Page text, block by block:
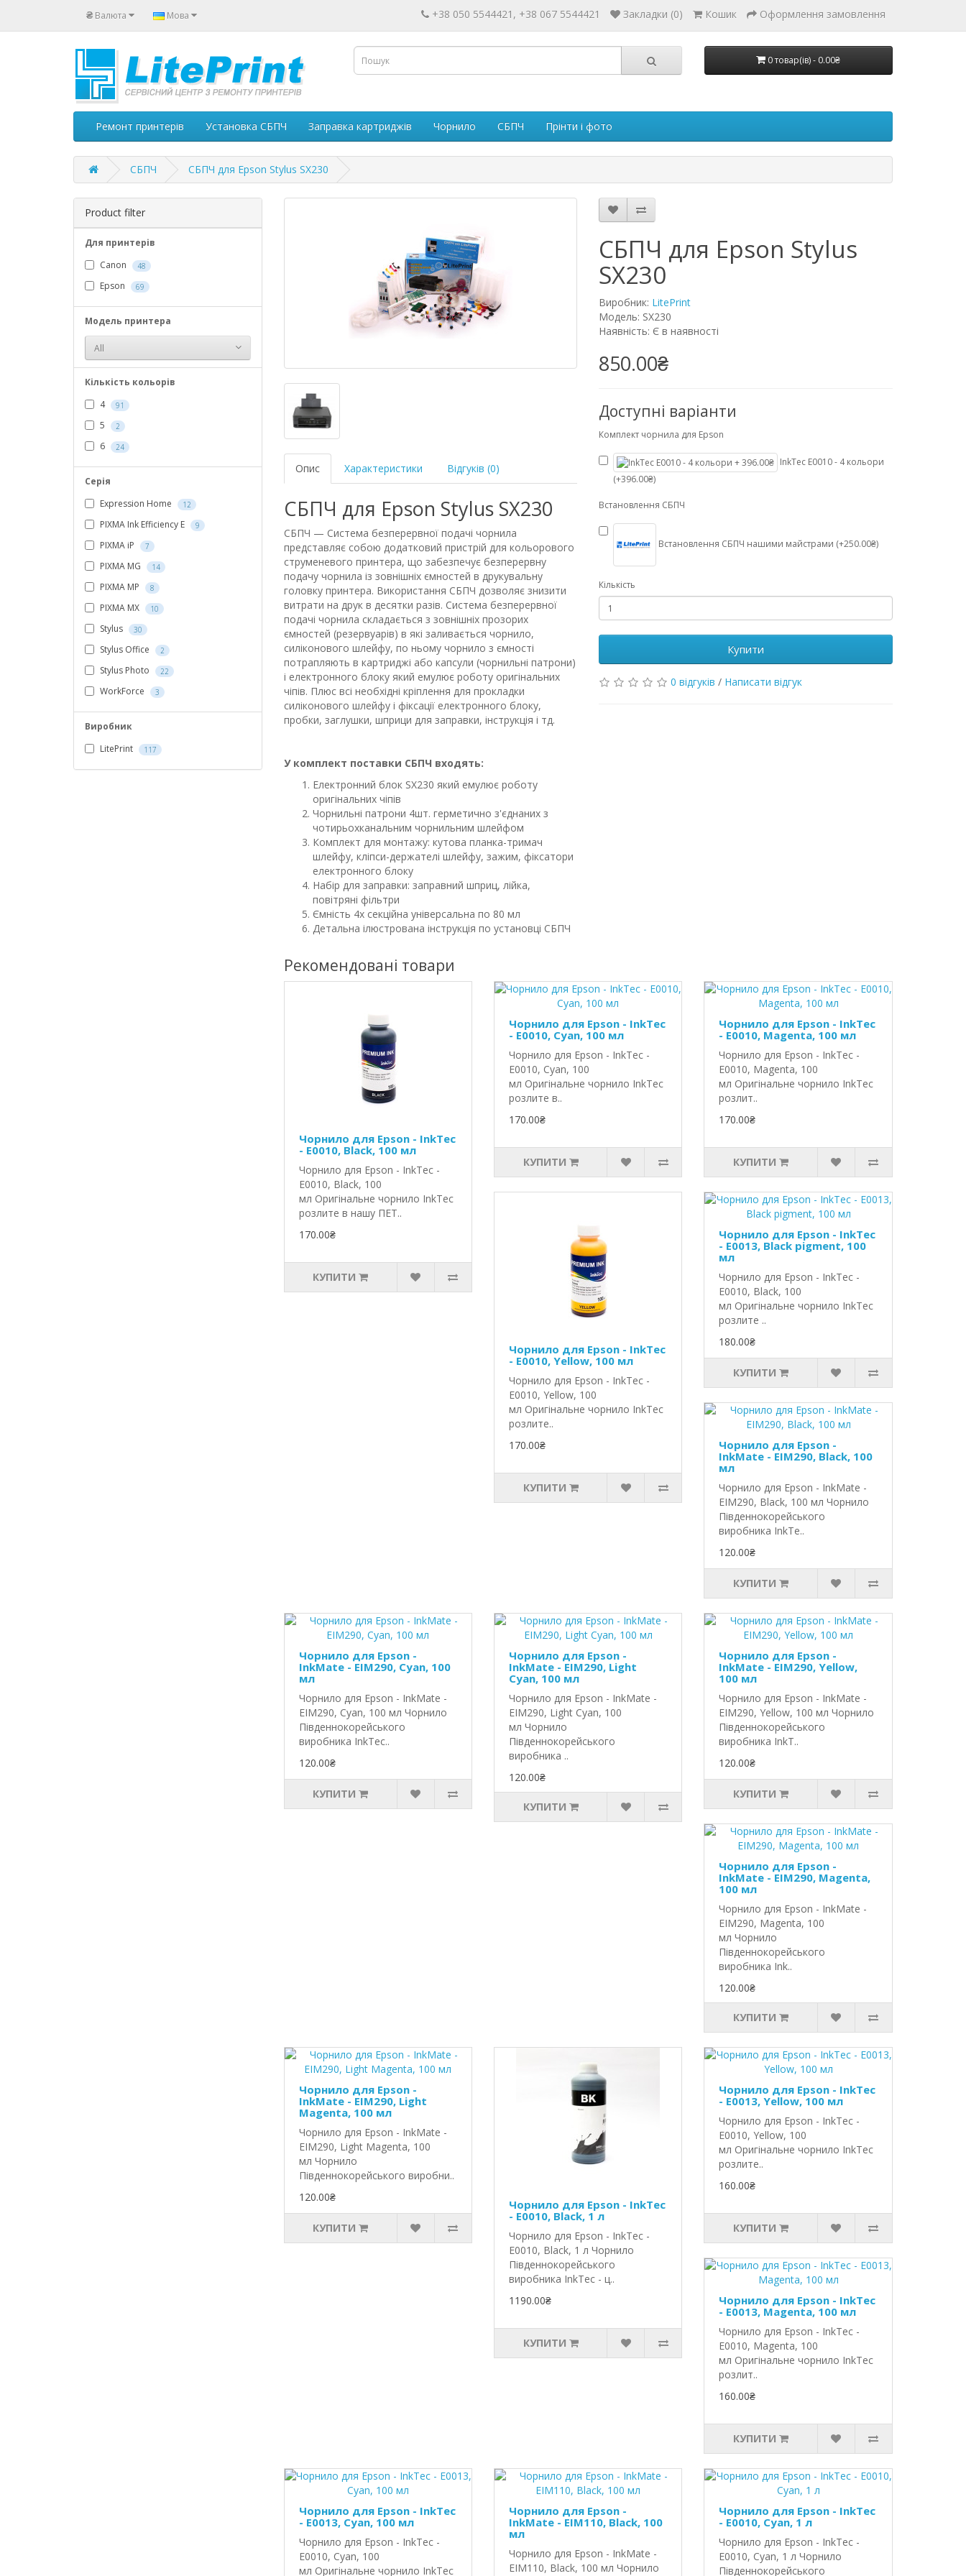
₴ Валюта Мова +38 050 5544421, +38 067 5544421 Закладки (0) Кошик Оформлення замовлення
0 товар(ів) - 0.00₴
Ремонт принтерів Установка СБПЧ Заправка картриджів Чорнило СБПЧ Прінти і фото
СБПЧ СБПЧ для Epson Stylus SX230
Product filter
Для принтерів
Canon
48
Epson 69
Модель принтера
All
Кількість кольорів
4
91
5 2
6 24
Серія
Expression Home
12
PIXMA Ink Efficiency E 9
PIXMA iP 7
PIXMA MG 14
PIXMA MP 8
PIXMA MX 10
Stylus 30
Stylus Office 2
Stylus Photo 22
WorkForce 3
Виробник
LitePrint
117
Опис Характеристики Відгуків (0)
СБПЧ для Epson Stylus SX230
СБПЧ — Система безперервної подачі чорнила
представляє собою додатковий пристрій для кольорового
струменевого принтера, що забезпечує безперервну
подачу чорнила із зовнішніх ємностей в друкувальну
головку принтера. Використання СБПЧ дозволяє знизити
витрати на друк в десятки разів. Система безперервної
подачі чорнила складається з зовнішніх прозорих
ємностей (резервуарів) в які заливається чорнило,
силіконового шлейфу, по ньому чорнило з ємності
потрапляють в картриджі або капсули (чорнильні патрони)
і електронного блоку який емулює роботу оригінальних
чіпів. Плюс всі необхідні кріплення для прокладки
силіконового шлейфу і фіксації електронного блоку,
пробки, заглушки, шприци для заправки, інструкція і тд.
У комплект поставки СБПЧ входять:
Електронний блок SX230 який емулює роботу
оригінальних чіпів
Чорнильні патрони 4шт. герметично з'єднаних з
чотирьохканальним чорнильним шлейфом
Комплект для монтажу: кутова планка-тримач
шлейфу, кліпси-держателі шлейфу, зажим, фіксатори
електронного блоку
Набір для заправки: заправний шприц, лійка,
повітряні фільтри
Ємність 4х секційна універсальна по 80 мл
Детальна ілюстрована інструкція по установці СБПЧ
СБПЧ для Epson Stylus
SX230
Виробник: LitePrint
Модель: SX230
Наявність: Є в наявності
850.00₴
Доступні варіанти
Комплект чорнила для Epson
InkTec E0010 - 4 кольори
(+396.00₴)
Встановлення СБПЧ
Встановлення СБПЧ нашими майстрами (+250.00₴)
Кількість
Купити
0 відгуків / Написати відгук
Рекомендовані товари
Чорнило для Epson - InkTec
- E0010, Black, 100 мл
Чорнило для Epson - InkTec -
E0010, Black, 100
мл Оригінальне чорнило InkTec
розлите в нашу ПЕТ..
170.00₴
КУПИТИ
Чорнило для Epson - InkTec
- E0010, Cyan, 100 мл
Чорнило для Epson - InkTec -
E0010, Cyan, 100
мл Оригінальне чорнило InkTec
розлите в..
170.00₴
КУПИТИ
Чорнило для Epson - InkTec
- E0010, Magenta, 100 мл
Чорнило для Epson - InkTec -
E0010, Magenta, 100
мл Оригінальне чорнило InkTec
розлит..
170.00₴
КУПИТИ
Чорнило для Epson - InkTec
- E0010, Yellow, 100 мл
Чорнило для Epson - InkTec -
E0010, Yellow, 100
мл Оригінальне чорнило InkTec
розлите..
170.00₴
КУПИТИ
Чорнило для Epson - InkTec
- E0013, Black pigment, 100
мл
Чорнило для Epson - InkTec -
E0010, Black, 100
мл Оригінальне чорнило InkTec
розлите ..
180.00₴
КУПИТИ
Чорнило для Epson -
InkMate - EIM290, Black, 100
мл
Чорнило для Epson - InkMate -
EIM290, Black, 100 мл Чорнило
Південнокорейського
виробника InkTe..
120.00₴
КУПИТИ
Чорнило для Epson -
InkMate - EIM290, Cyan, 100
мл
Чорнило для Epson - InkMate -
EIM290, Cyan, 100 мл Чорнило
Південнокорейського
виробника InkTec..
120.00₴
КУПИТИ
Чорнило для Epson -
InkMate - EIM290, Light
Cyan, 100 мл
Чорнило для Epson - InkMate -
EIM290, Light Cyan, 100
мл Чорнило
Південнокорейського
виробника ..
120.00₴
КУПИТИ
Чорнило для Epson -
InkMate - EIM290, Yellow,
100 мл
Чорнило для Epson - InkMate -
EIM290, Yellow, 100 мл Чорнило
Південнокорейського
виробника InkT..
120.00₴
КУПИТИ
Чорнило для Epson -
InkMate - EIM290, Magenta,
100 мл
Чорнило для Epson - InkMate -
EIM290, Magenta, 100
мл Чорнило
Південнокорейського
виробника Ink..
120.00₴
КУПИТИ
Чорнило для Epson -
InkMate - EIM290, Light
Magenta, 100 мл
Чорнило для Epson - InkMate -
EIM290, Light Magenta, 100
мл Чорнило
Південнокорейського виробни..
120.00₴
КУПИТИ
Чорнило для Epson - InkTec
- E0010, Black, 1 л
Чорнило для Epson - InkTec -
E0010, Black, 1 л Чорнило
Південнокорейського
виробника InkTec - ц..
1190.00₴
КУПИТИ
Чорнило для Epson - InkTec
- E0013, Yellow, 100 мл
Чорнило для Epson - InkTec -
E0010, Yellow, 100
мл Оригінальне чорнило InkTec
розлите..
160.00₴
КУПИТИ
Чорнило для Epson - InkTec
- E0013, Magenta, 100 мл
Чорнило для Epson - InkTec -
E0010, Magenta, 100
мл Оригінальне чорнило InkTec
розлит..
160.00₴
КУПИТИ
Чорнило для Epson - InkTec
- E0013, Cyan, 100 мл
Чорнило для Epson - InkTec -
E0010, Cyan, 100
мл Оригінальне чорнило InkTec
Чорнило для Epson -
InkMate - EIM110, Black, 100
мл
Чорнило для Epson - InkMate -
EIM110, Black, 100 мл Чорнило
Чорнило для Epson - InkTec
- E0010, Cyan, 1 л
Чорнило для Epson - InkTec -
E0010, Cyan, 1 л Чорнило
Південнокорейського